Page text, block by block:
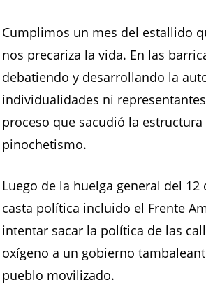
Cumplimos un mes del estallido
nos precariza la vida. En las
debatiendo y desarrollando la
individualidades ni
proceso que sacudió la
pinochetismo.
Luego de la huelga general del
casta política incluido el Frente
intentar sacar la política de las
oxígeno a un gobierno
pueblo movilizado.